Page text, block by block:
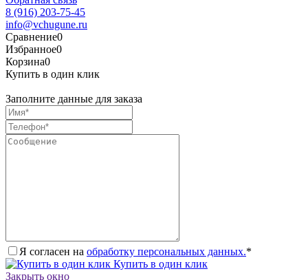
8 (916) 203-75-45
info@vchugune.ru
Сравнение0
Избранное0
Корзина0
Купить в один клик
Заполните данные для заказа
Я согласен на обработку персональных данных.*
Купить в один клик
Закрыть окно